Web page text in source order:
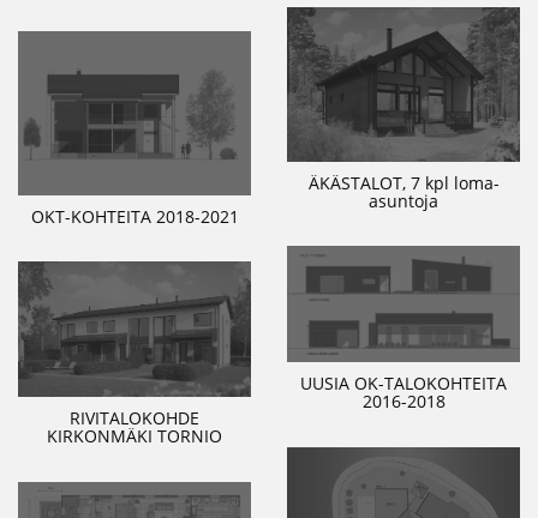
ÄKÄSTALOT, 7 kpl loma-
asuntoja
OKT-KOHTEITA 2018-2021
UUSIA OK-TALOKOHTEITA
2016-2018
RIVITALOKOHDE
KIRKONMÄKI TORNIO